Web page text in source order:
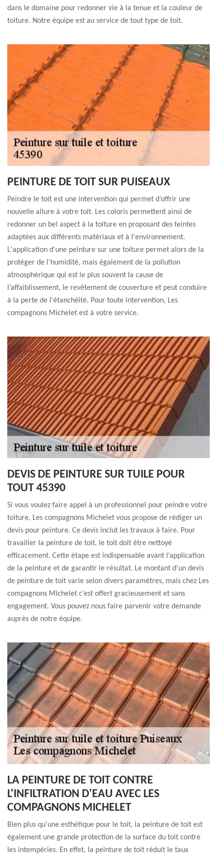
dans le domaine pour redonner vie à la tenue et la couleur de
toiture. Notre équipe est au service de tout type de toit.
PEINTURE DE TOIT SUR PUISEAUX
Peindre le toit est une intervention qui permet d’offrir une
nouvelle allure à votre toit. Les coloris permettent ainsi de
redonner un bel aspect à la toiture en proposant des teintes
adaptées aux différents matériaux et à l'environnement.
L'application d'une peinture sur une toiture permet alors de la
protéger de l'humidité, mais également de la pollution
atmosphérique qui est le plus souvent la cause de
l’affaiblissement, le revêtement de couverture et peut conduire
à la perte de l'étanchéité. Pour toute intervention, Les
compagnons Michelet est à votre service.
DEVIS DE PEINTURE SUR TUILE POUR
TOUT 45390
Si vous voulez faire appel à un professionnel pour peindre votre
toiture, Les compagnons Michelet vous propose de rédiger un
devis pour peinture. Ce devis inclut les travaux à faire. Pour
travailler la peinture de toit, le toit doit être nettoyé
efficacement. Cette étape est indispensable avant l’application
de la peinture et de garantir le résultat. Le montant d’un devis
de peinture de toit varie selon divers paramètres, mais chez Les
compagnons Michelet c’est offert gracieusement et sans
engagement. Vous pouvez nous faire parvenir votre demande
auprès de notre équipe.
LA PEINTURE DE TOIT CONTRE
L'INFILTRATION D'EAU AVEC LES
COMPAGNONS MICHELET
Bien plus qu’une esthétique pour le toit, la peinture de toit est
également une grande protection de la surface du toit contre
les intempéries. En effet, la peinture de toit réduit le taux